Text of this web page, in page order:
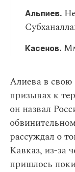
Альпиев.
Касенов.
Алиева в свою
призывах к
он назвал
рассуждал о
Кавказ, из-за
пришлось